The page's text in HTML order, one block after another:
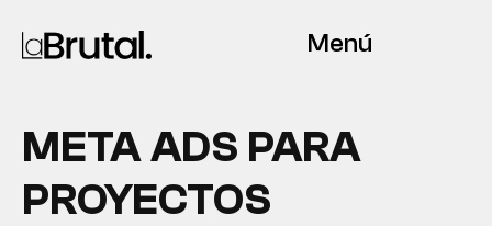
Menú
META ADS PARA
PROYECTOS